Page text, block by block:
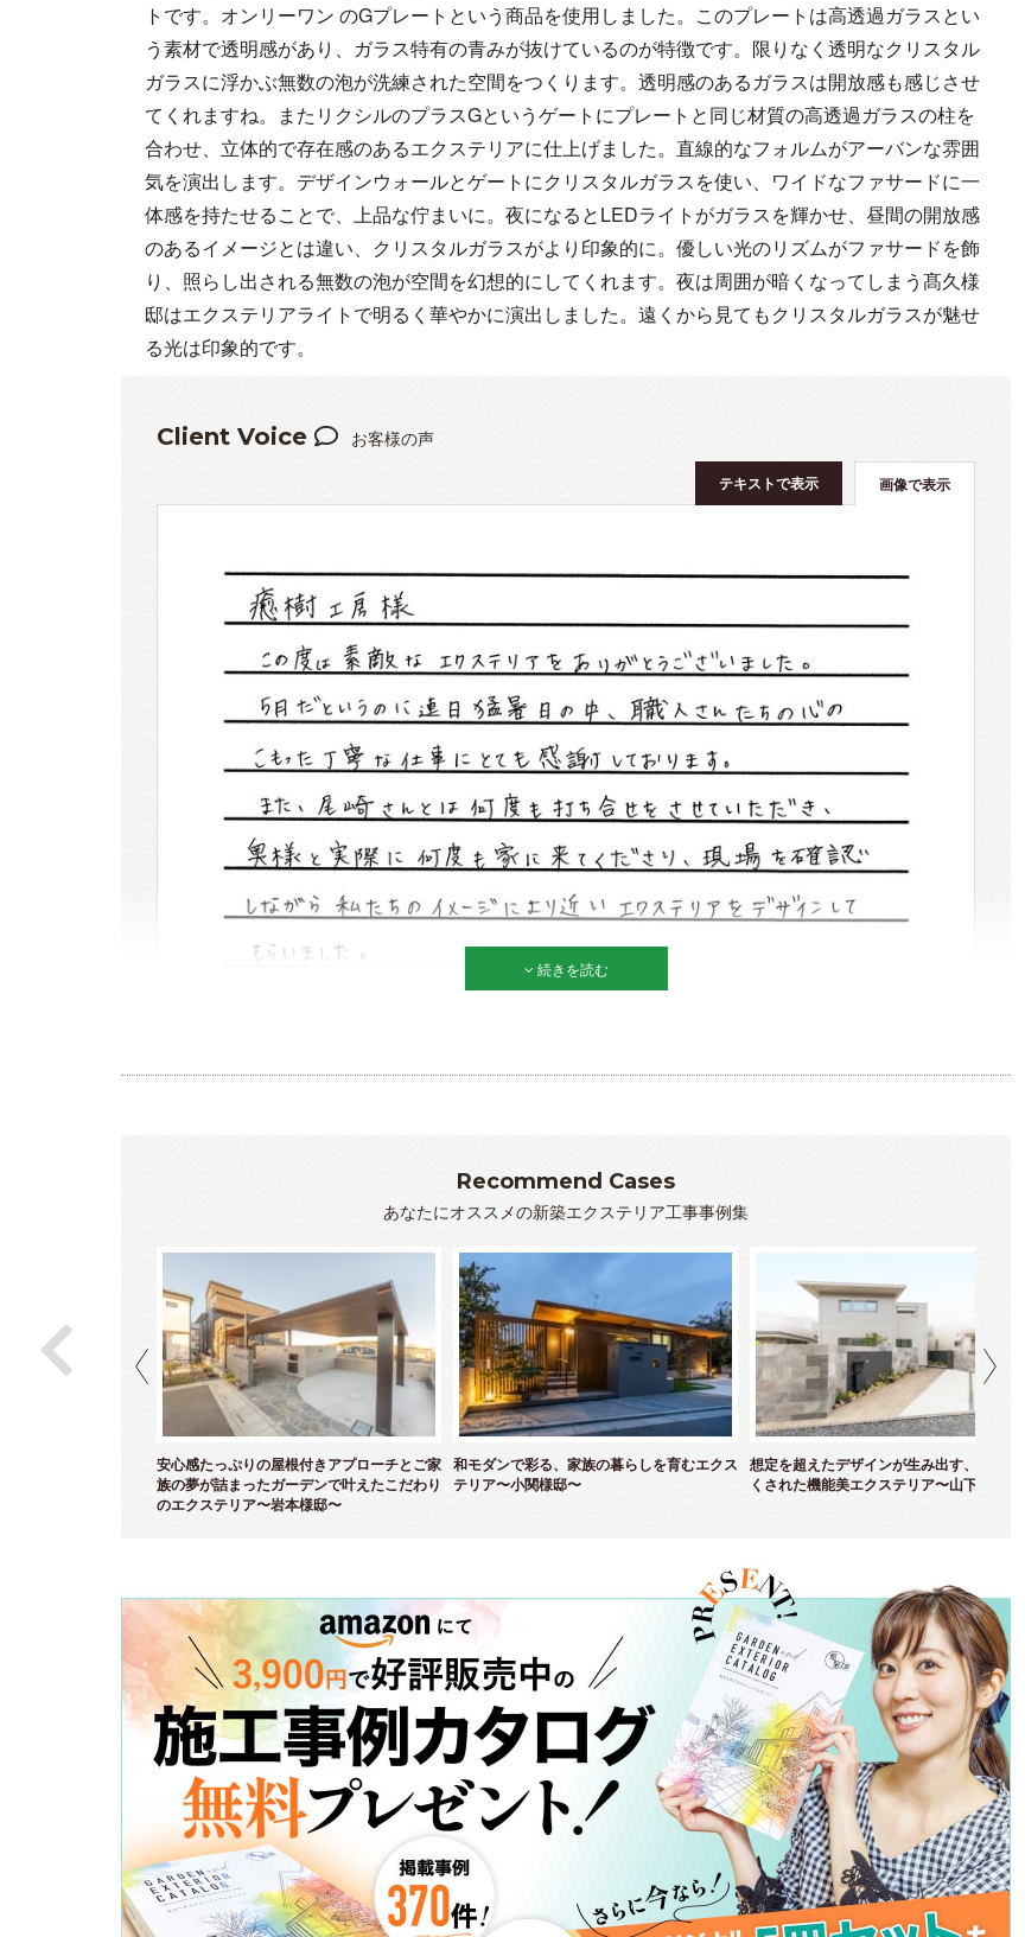
トです。オンリーワン のGプレートという商品を使用しました。このプレートは高透過ガラスとい
う素材で透明感があり、ガラス特有の青みが抜けているのが特徴です。限りなく透明なクリスタル
ガラスに浮かぶ無数の泡が洗練された空間をつくります。透明感のあるガラスは開放感も感じさせ
てくれますね。またリクシルのプラスGというゲートにプレートと同じ材質の高透過ガラスの柱を
合わせ、立体的で存在感のあるエクステリアに仕上げました。直線的なフォルムがアーバンな雰囲
気を演出します。デザインウォールとゲートにクリスタルガラスを使い、ワイドなファサードに一
体感を持たせることで、上品な佇まいに。夜になるとLEDライトがガラスを輝かせ、昼間の開放感
のあるイメージとは違い、クリスタルガラスがより印象的に。優しい光のリズムがファサードを飾
り、照らし出される無数の泡が空間を幻想的にしてくれます。夜は周囲が暗くなってしまう髙久様
邸はエクステリアライトで明るく華やかに演出しました。遠くから見てもクリスタルガラスが魅せ
る光は印象的です。
Client Voice お客様の声
画像で表示
テキストで表示
続きを読む
Recommend Cases
あなたにオススメの新築エクステリア工事事例集
安心感たっぷりの屋根付きアプローチとご家
族の夢が詰まったガーデンで叶えたこだわり
のエクステリア〜岩本様邸〜
和モダンで彩る、家族の暮らしを育むエクス
テリア〜小関様邸〜
想定を超えたデザインが生み出す、計算し尽
くされた機能美エクステリア〜山下様邸〜